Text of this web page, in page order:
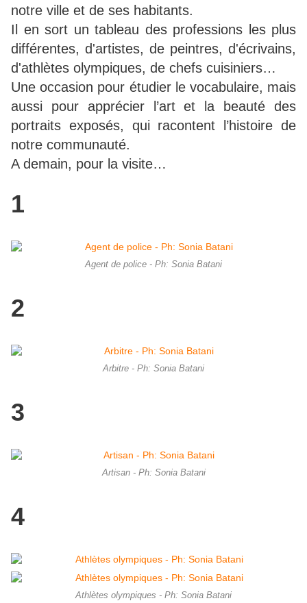
notre ville et de ses habitants.
Il en sort un tableau des professions les plus
différentes, d'artistes, de peintres, d'écrivains,
d'athlètes olympiques, de chefs cuisiniers…
Une occasion pour étudier le vocabulaire, mais
aussi pour apprécier l’art et la beauté des
portraits exposés, qui racontent l’histoire de
notre communauté.
A demain, pour la visite…
1
Agent de police - Ph: Sonia Batani
2
Arbitre - Ph: Sonia Batani
3
Artisan - Ph: Sonia Batani
4
Athlètes olympiques - Ph: Sonia Batani